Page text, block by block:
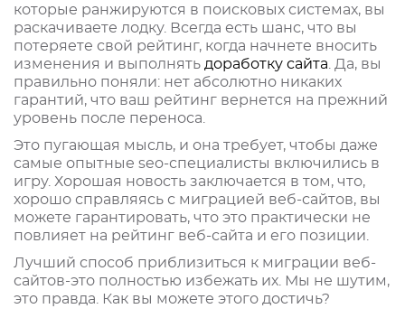
которые ранжируются в поисковых системах, вы
раскачиваете лодку. Всегда есть шанс, что вы
потеряете свой рейтинг, когда начнете вносить
изменения и выполнять доработку сайта . Да, вы
правильно поняли: нет абсолютно никаких
гарантий, что ваш рейтинг вернется на прежний
уровень после переноса.
Это пугающая мысль, и она требует, чтобы даже
самые опытные seo-специалисты включились в
игру. Хорошая новость заключается в том, что,
хорошо справляясь с миграцией веб-сайтов, вы
можете гарантировать, что это практически не
повлияет на рейтинг веб-сайта и его позиции.
Лучший способ приблизиться к миграции веб-
сайтов-это полностью избежать их. Мы не шутим,
это правда. Как вы можете этого достичь?